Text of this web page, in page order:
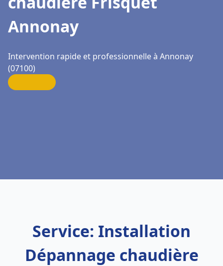
Annonay
Intervention rapide et professionnelle à Annonay
(07100)
Service: Installation
Dépannage chaudière